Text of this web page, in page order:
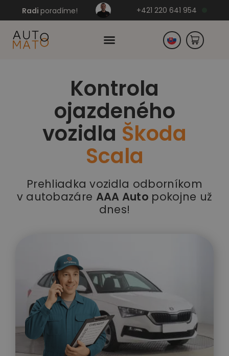
Radi poradíme! +421 220 641 954
Kontrola
ojazdeného
vozidla Škoda
Scala
Prehliadka vozidla odborníkom
v autobazáre AAA Auto pokojne už
dnes!